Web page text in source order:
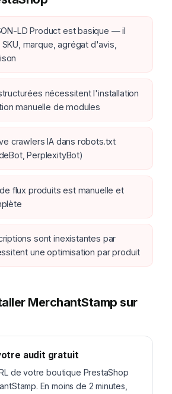
LD Product est basique — il
marque, agrégat d'avis,
nécessitent l'installation
manuelle de modules
crawlers IA dans robots.txt
PerplexityBot)
flux produits est manuelle et
sont inexistantes par
une optimisation par produit
MerchantStamp sur
audit gratuit
de votre boutique PrestaShop
En moins de 2 minutes,